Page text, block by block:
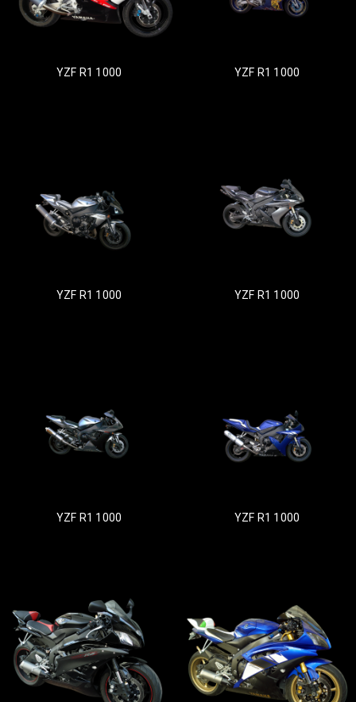
YZF R1 1000 YZF R1 1000
YZF R1 1000 YZF R1 1000
YZF R1 1000 YZF R1 1000